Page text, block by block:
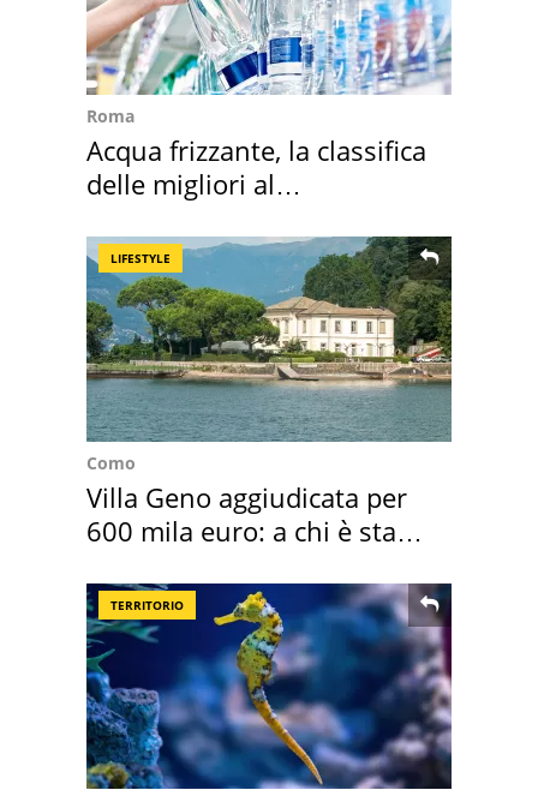
Roma
Acqua frizzante, la classifica
delle migliori al
LIFESTYLE
Como
Villa Geno aggiudicata per
600 mila euro: a chi è stata
TERRITORIO